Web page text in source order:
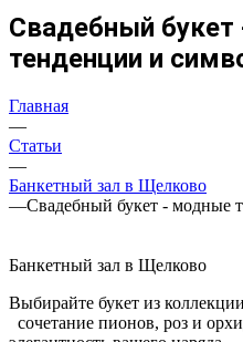
Свадебный
тенденции и
Главная
—
Статьи
—
Банкетный зал в Щелково
—Свадебный букет - модные
Банкетный зал в Щелково
Выбирайте букет из
сочетание пионов, роз и